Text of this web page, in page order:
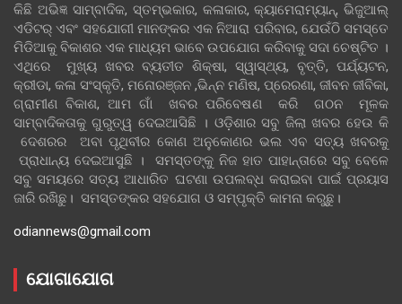
କିଛି ଅଭିଜ୍ଞ ସାମ୍ବାଦିକ, ସ୍ତମ୍ଭକାର, କଳାକାର, କ୍ୟାମେରାମ୍ୟାନ୍, ଭିଜୁଆଲ୍
ଏଡିଟର୍ ଏବଂ ସହଯୋଗୀ ମାନଙ୍କର ଏକ ନିଆରା ପରିବାର, ଯେଉଁଠି ସମସ୍ତେ
ମିଡିଆକୁ ବିକାଶର ଏକ ମାଧ୍ୟମ ଭାବେ ଉପଯୋଗ କରିବାକୁ ସଦା ଚେଷ୍ଟିତ ।
ଏଥିରେ ମୁଖ୍ୟ ଖବର ବ୍ୟତୀତ ଶିକ୍ଷା, ସ୍ୱାସ୍ଥ୍ୟ, ବୃତ୍ତି, ପର୍ଯ୍ୟଟନ,
କ୍ରୀଡା, କଳା ସଂସ୍କୃତି, ମନୋରଞ୍ଜନ ,ଭିନ୍ନ ମଣିଷ, ପ୍ରେରଣା, ଜୀବନ ଜୀବିକା,
ଗ୍ରାମୀଣ ବିକାଶ, ଆମ ଗାଁ ଖବର ପରିବେଷଣ କରି ଗଠନ ମୂଳକ
ସାମ୍ବାଦିକତାକୁ ଗୁରୁତ୍ୱ ଦେଇଆସିଛି । ଓଡ଼ିଶାର ସବୁ ଜିଲା ଖବର ହେଉ କି
ଦେଶରର ଅବା ପୃଥିବୀର କୋଣ ଅନୁକୋଣର ଭଲ ଏବ ସତ୍ୟ ଖବରକୁ
ପ୍ରାଧାନ୍ୟ ଦେଇଆସୁଛି । ସମସ୍ତଙ୍କୁ ନିଜ ହାତ ପାହାନ୍ତାରେ ସବୁ ବେଳେ
ସବୁ ସମୟରେ ସତ୍ୟ ଆଧାରିତ ଘଟଣା ଉପଲବ୍ଧ କରାଇବା ପାଇଁ ପ୍ରୟାସ
ଜାରି ରଖିଛୁ। ସମସ୍ତଙ୍କର ସହଯୋଗ ଓ ସମ୍ପୃକ୍ତି କାମନା କରୁଛୁ।
odiannews@gmail.com
ଯୋଗାଯୋଗ